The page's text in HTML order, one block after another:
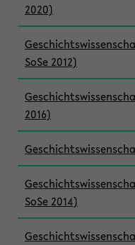
2020)
SoSe 2012)
2016)
SoSe 2014)